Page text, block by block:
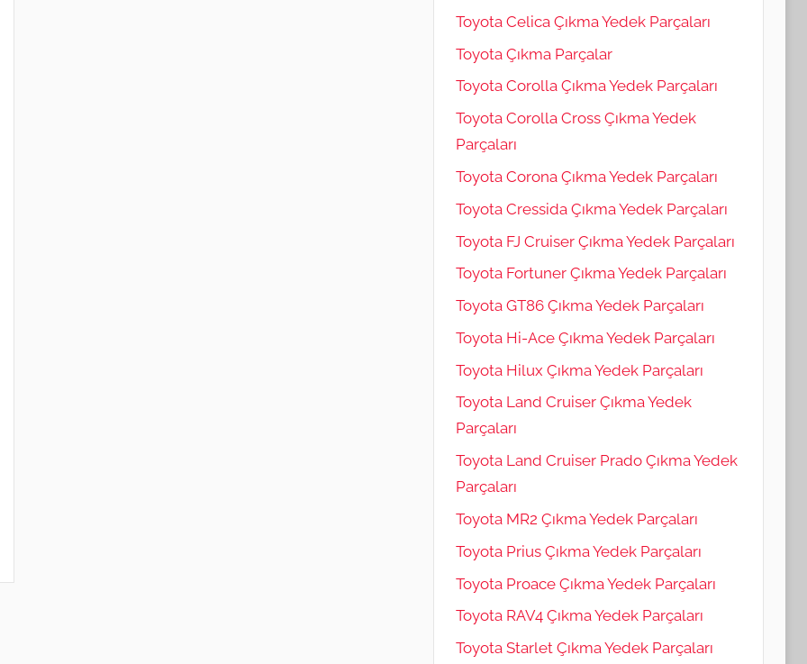
Toyota Celica Çıkma Yedek Parçaları
Toyota Çıkma Parçalar
Toyota Corolla Çıkma Yedek Parçaları
Toyota Corolla Cross Çıkma Yedek
Parçaları
Toyota Corona Çıkma Yedek Parçaları
Toyota Cressida Çıkma Yedek Parçaları
Toyota FJ Cruiser Çıkma Yedek Parçaları
Toyota Fortuner Çıkma Yedek Parçaları
Toyota GT86 Çıkma Yedek Parçaları
Toyota Hi-Ace Çıkma Yedek Parçaları
Toyota Hilux Çıkma Yedek Parçaları
Toyota Land Cruiser Çıkma Yedek
Parçaları
Toyota Land Cruiser Prado Çıkma Yedek
Parçaları
Toyota MR2 Çıkma Yedek Parçaları
Toyota Prius Çıkma Yedek Parçaları
Toyota Proace Çıkma Yedek Parçaları
Toyota RAV4 Çıkma Yedek Parçaları
Toyota Starlet Çıkma Yedek Parçaları